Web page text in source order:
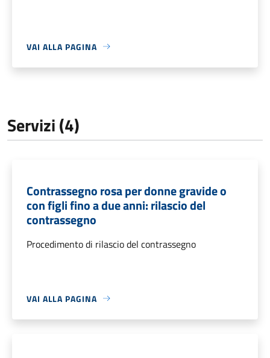
VAI ALLA PAGINA
Servizi (4)
Contrassegno rosa per donne gravide o
con figli fino a due anni: rilascio del
contrassegno
Procedimento di rilascio del contrassegno
VAI ALLA PAGINA